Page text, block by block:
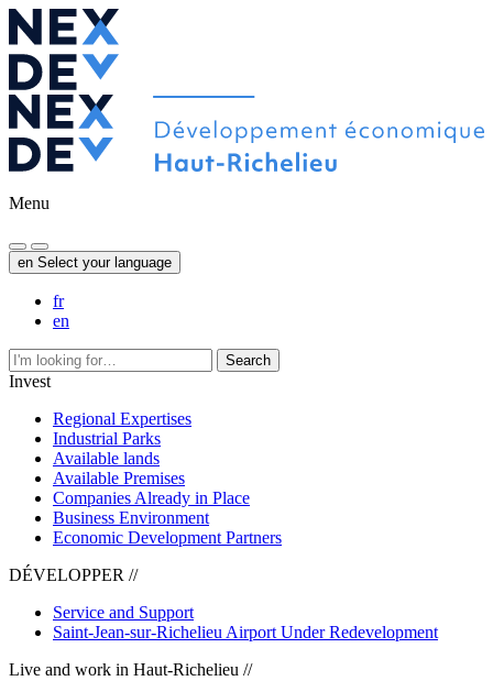
Menu
en Select your language
fr
en
Search
Invest
Regional Expertises
Industrial Parks
Available lands
Available Premises
Companies Already in Place
Business Environment
Economic Development Partners
DÉVELOPPER //
Service and Support
Saint-Jean-sur-Richelieu Airport Under Redevelopment
Live and work in Haut-Richelieu //